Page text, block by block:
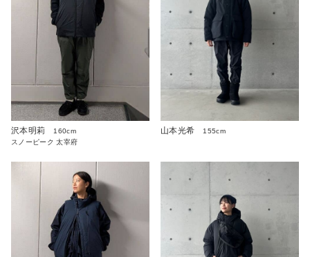
沢本明莉
160cm
スノーピーク 太宰府
山本光希 155cm